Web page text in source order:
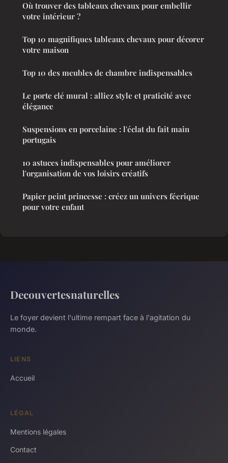
Où trouver des tableaux chevaux pour embellir
votre intérieur ?
Top 10 magnifiques tableaux chevaux pour décorer
votre maison
Top 10 des meubles de chambre indispensables
Le porte clé mural : alliez style et praticité avec
élégance
Suspensions en porcelaine : l'éclat du fait main
portugais
10 astuces indispensables pour améliorer
l'organisation de vos loisirs créatifs
Papier peint princesse : créez un univers féerique
pour votre enfant
Decouvertesnaturelles
Le foyer devient l'ultime rempart face à l'agitation du
monde.
LIENS
Accueil
LÉGAL
Mentions légales
Contact